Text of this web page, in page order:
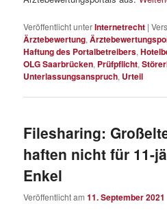
Veröffentlicht unterInternetrecht |
Ärztebewertung,
Haftung des Portalbetreibers,
OLG Saarbrücken, Prüfpflicht,
Unterlassungsanspruch, Urteil
Filesharing:
haften nicht für 11-
Enkel
Veröffentlicht am11. September 2021